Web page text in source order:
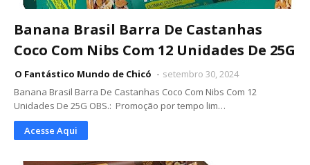
Banana Brasil Barra De Castanhas
Coco Com Nibs Com 12 Unidades De 25G
O Fantástico Mundo de Chicó
setembro 30, 2024
Banana Brasil Barra De Castanhas Coco Com Nibs Com 12
Unidades De 25G OBS.: Promoção por tempo lim…
Acesse Aqui